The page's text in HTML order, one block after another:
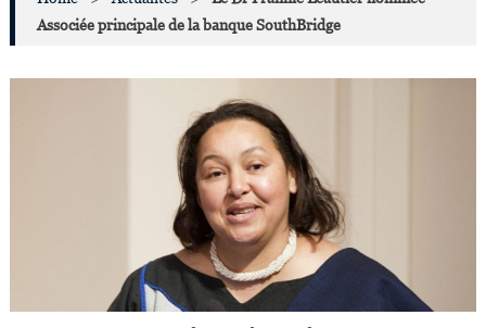
Associée principale de la banque SouthBridge